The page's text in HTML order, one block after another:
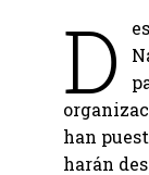
D
han
harán